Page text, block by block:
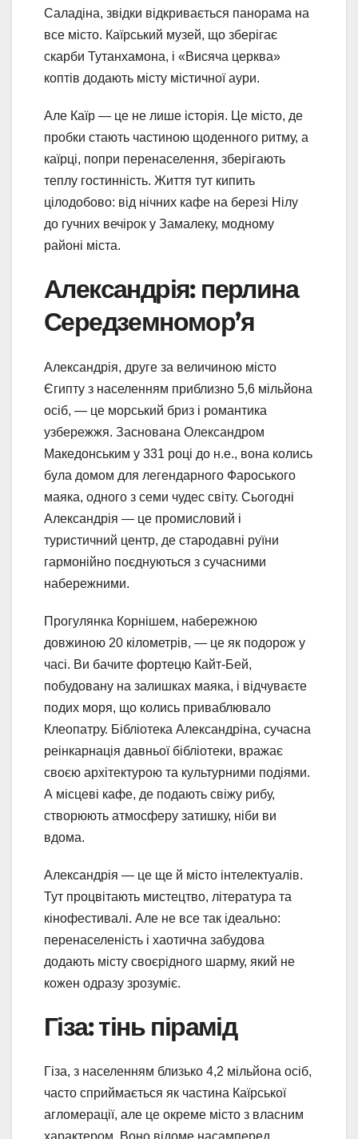
Саладіна, звідки відкривається панорама на
все місто. Каїрський музей, що зберігає
скарби Тутанхамона, і «Висяча церква»
коптів додають місту містичної аури.
Але Каїр — це не лише історія. Це місто, де
пробки стають частиною щоденного ритму, а
каїрці, попри перенаселення, зберігають
теплу гостинність. Життя тут кипить
цілодобово: від нічних кафе на березі Нілу
до гучних вечірок у Замалеку, модному
районі міста.
Александрія: перлина
Середземномор’я
Александрія, друге за величиною місто
Єгипту з населенням приблизно 5,6 мільйона
осіб, — це морський бриз і романтика
узбережжя. Заснована Олександром
Македонським у 331 році до н.е., вона колись
була домом для легендарного Фароського
маяка, одного з семи чудес світу. Сьогодні
Александрія — це промисловий і
туристичний центр, де стародавні руїни
гармонійно поєднуються з сучасними
набережними.
Прогулянка Корнішем, набережною
довжиною 20 кілометрів, — це як подорож у
часі. Ви бачите фортецю Кайт-Бей,
побудовану на залишках маяка, і відчуваєте
подих моря, що колись приваблювало
Клеопатру. Бібліотека Александріна, сучасна
реінкарнація давньої бібліотеки, вражає
своєю архітектурою та культурними подіями.
А місцеві кафе, де подають свіжу рибу,
створюють атмосферу затишку, ніби ви
вдома.
Александрія — це ще й місто інтелектуалів.
Тут процвітають мистецтво, література та
кінофестивалі. Але не все так ідеально:
перенаселеність і хаотична забудова
додають місту своєрідного шарму, який не
кожен одразу зрозуміє.
Гіза: тінь пірамід
Гіза, з населенням близько 4,2 мільйона осіб,
часто сприймається як частина Каїрської
агломерації, але це окреме місто з власним
характером. Воно відоме насамперед